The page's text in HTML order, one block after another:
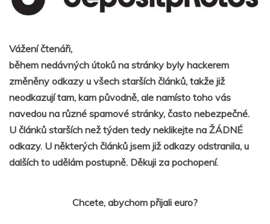
Vážení čtenáři,
během nedávných útoků na stránky byly hackerem
změněny odkazy u všech starších článků, takže již
neodkazují tam, kam původně, ale namísto toho vás
navedou na různé spamové stránky, často nebezpečné.
U článků starších než týden tedy neklikejte na ŽÁDNÉ
odkazy. U některých článků jsem již odkazy odstranila, u
dalších to udělám postupně. Děkuji za pochopení.
Chcete, abychom přijali euro?